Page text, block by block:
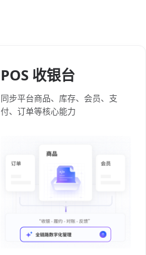
POS 收银台
同步平台商品、库存、会员、支
付、订单等核心能力